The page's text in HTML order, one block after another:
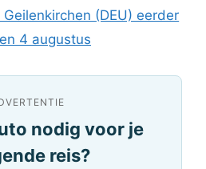
(DEU) eerder
4 augustus
nodig voor je
reis?